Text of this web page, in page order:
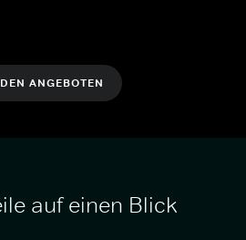
ANGEBOTEN
auf einen Blick